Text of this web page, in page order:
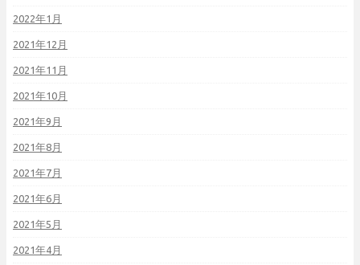
2022年1月
2021年12月
2021年11月
2021年10月
2021年9月
2021年8月
2021年7月
2021年6月
2021年5月
2021年4月